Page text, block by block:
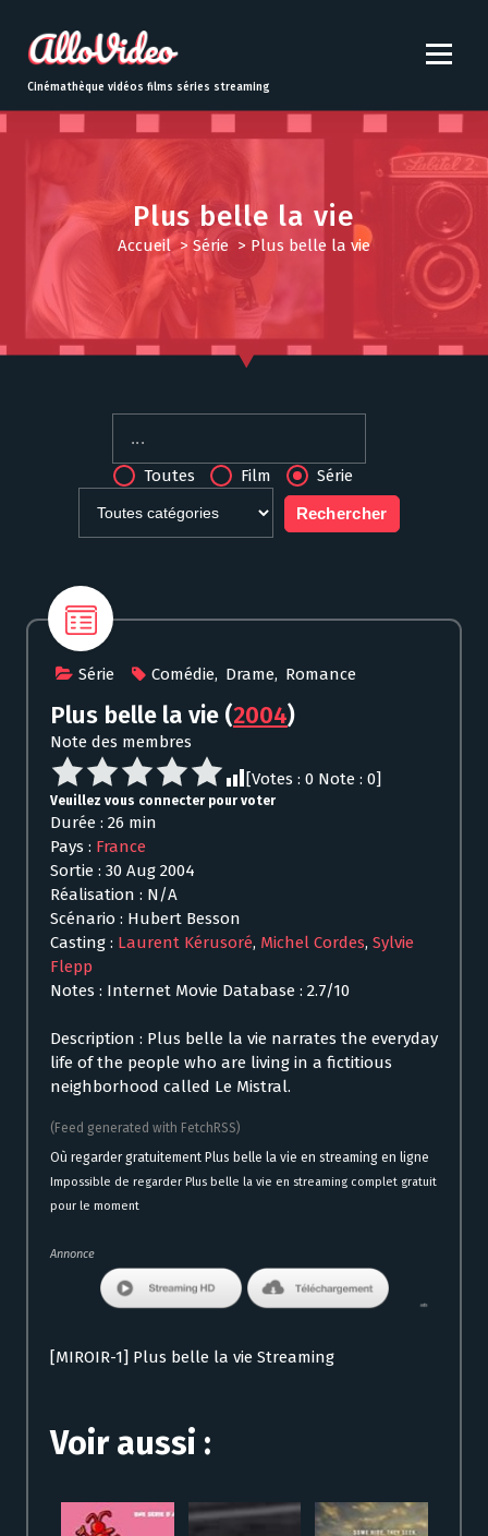
t
o
Cinémathèque vidéos films séries streaming
Plus belle la vie
Accueil> Série > Plus belle la vie
Toutes Film Série
Série Comédie, Drame, Romance
Plus belle la vie (2004)
Note des membres
[Votes : 0 Note : 0]
Veuillez vous connecter pour voter
Durée : 26 min
Pays : France
Sortie : 30 Aug 2004
Réalisation : N/A
Scénario : Hubert Besson
Casting : Laurent Kérusoré, Michel Cordes, Sylvie
Flepp
Notes : Internet Movie Database : 2.7/10
Description : Plus belle la vie narrates the everyday
life of the people who are living in a fictitious
neighborhood called Le Mistral.
(Feed generated with FetchRSS)
Où regarder gratuitement Plus belle la vie en streaming en ligne
Impossible de regarder Plus belle la vie en streaming complet gratuit
pour le moment
Annonce
[MIROIR-1] Plus belle la vie Streaming
Voir aussi :